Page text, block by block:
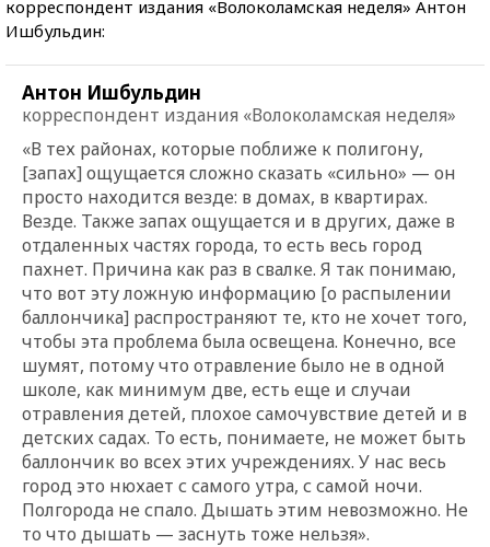
корреспондент издания «Волоколамская неделя» Антон
Ишбульдин:
Антон Ишбульдин
корреспондент издания «Волоколамская неделя»
«В тех районах, которые поближе к полигону,
[запах] ощущается сложно сказать «сильно» — он
просто находится везде: в домах, в квартирах.
Везде. Также запах ощущается и в других, даже в
отдаленных частях города, то есть весь город
пахнет. Причина как раз в свалке. Я так понимаю,
что вот эту ложную информацию [о распылении
баллончика] распространяют те, кто не хочет того,
чтобы эта проблема была освещена. Конечно, все
шумят, потому что отравление было не в одной
школе, как минимум две, есть еще и случаи
отравления детей, плохое самочувствие детей и в
детских садах. То есть, понимаете, не может быть
баллончик во всех этих учреждениях. У нас весь
город это нюхает с самого утра, с самой ночи.
Полгорода не спало. Дышать этим невозможно. Не
то что дышать — заснуть тоже нельзя».